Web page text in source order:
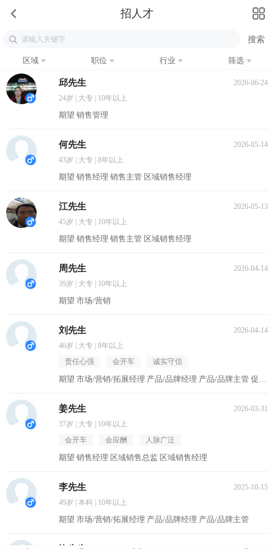
招人才
区域 职位 行业 筛选
邱先生
2026-06-24
24岁 | 大专 | 10年以上
期望 销售管理
何先生
2026-05-14
43岁 | 大专 | 8年以上
期望 销售经理 销售主管 区域销售经理
江先生
2026-05-13
45岁 | 大专 | 10年以上
期望 销售经理 销售主管 区域销售经理
周先生
2026-04-14
39岁 | 大专 | 10年以上
期望 市场/营销
刘先生
2026-04-14
46岁 | 大专 | 8年以上
责任心强
会开车 诚实守信
期望 市场/营销/拓展经理 产品/品牌经理 产品/品牌主管 促销主管/督导 区域销售经理
姜先生
2026-03-31
37岁 | 大专 | 10年以上
会开车
会应酬 人脉广泛
期望 销售经理 区域销售总监 区域销售经理
李先生
2025-10-15
49岁 | 本科 | 10年以上
期望 市场/营销/拓展经理 产品/品牌经理 产品/品牌主管